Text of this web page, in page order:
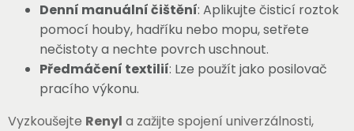
Denní manuální čištění: Aplikujte čisticí roztok
pomocí houby, hadříku nebo mopu, setřete
nečistoty a nechte povrch uschnout.
Předmáčení textilií: Lze použít jako posilovač
pracího výkonu.
Vyzkoušejte Renyl a zažijte spojení univerzálnosti,